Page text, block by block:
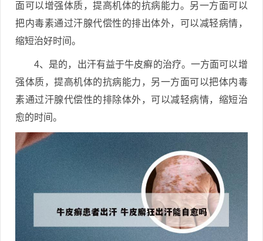
面可以增强体质，提高机体的抗病能力。另一方面可以
把内毒素通过汗腺代偿性的排出体外，可以减轻病情，
缩短治好时间。
4、是的，出汗有益于牛皮癣的治疗。一方面可以增
强体质，提高机体的抗病能力，另一方面可以把体内毒
素通过汗腺代偿性的排除体外，可以减轻病情，缩短治
愈的时间。